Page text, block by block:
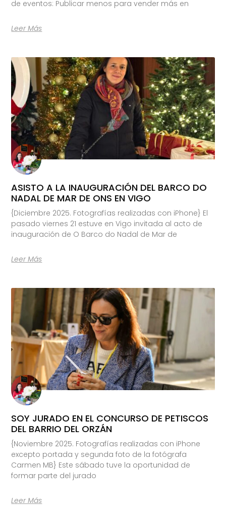
de eventos: Publicar menos para vender más en
Leer Más
ASISTO A LA INAUGURACIÓN DEL BARCO DO
NADAL DE MAR DE ONS EN VIGO
{Diciembre 2025. Fotografías realizadas con iPhone} El
pasado viernes 21 estuve en Vigo invitada al acto de
inauguración de O Barco do Nadal de Mar de
Leer Más
SOY JURADO EN EL CONCURSO DE PETISCOS
DEL BARRIO DEL ORZÁN
{Noviembre 2025. Fotografías realizadas con iPhone
excepto portada y segunda foto de la fotógrafa
Carmen MB} Este sábado tuve la oportunidad de
formar parte del jurado
Leer Más